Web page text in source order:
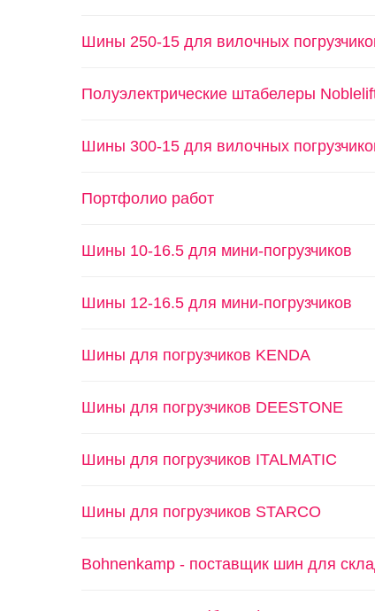
Шины 250-15 для вилочных
Полуэлектрические штабелеры
Шины 300-15 для вилочных
Портфолио работ
Шины 10-16.5 для мини-погрузчиков
Шины 12-16.5 для мини-погрузчиков
Шины для погрузчиков KENDA
Шины для погрузчиков DEESTONE
Шины для погрузчиков ITALMATIC
Шины для погрузчиков STARCO
Bohnenkamp - поставщик шин для